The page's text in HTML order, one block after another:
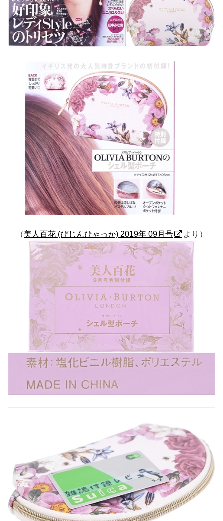
（美人百花 (びじんひゃっか) 2019年 09月号 より）